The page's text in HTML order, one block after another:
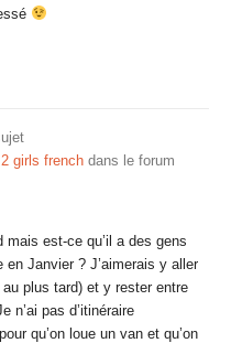
girls french dans le forum
mais est-ce qu’il a des gens
en Janvier ? J’aimerais y aller
plus tard) et y rester entre
n’ai pas d’itinéraire
qu’on loue un van et qu’on